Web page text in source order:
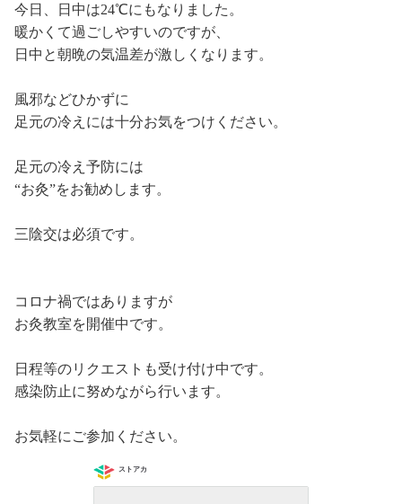
今日、日中は24℃にもなりました。
暖かくて過ごしやすいのですが、
日中と朝晩の気温差が激しくなります。
風邪などひかずに
足元の冷えには十分お気をつけください。
足元の冷え予防には
“お灸”をお勧めします。
三陰交は必須です。
コロナ禍ではありますが
お灸教室を開催中です。
日程等のリクエストも受け付け中です。
感染防止に努めながら行います。
お気軽にご参加ください。
ストアカ